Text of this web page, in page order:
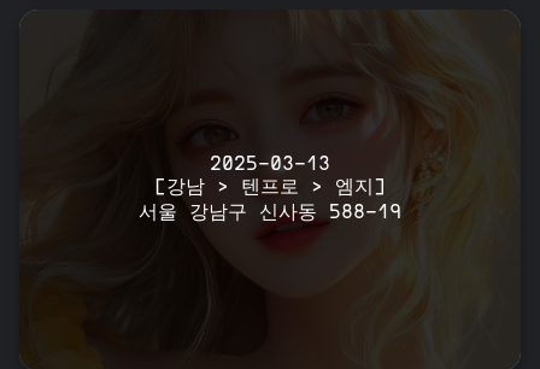
2025-03-13
[강남 > 텐프로 > 엠지]
서울 강남구 신사동 588-19